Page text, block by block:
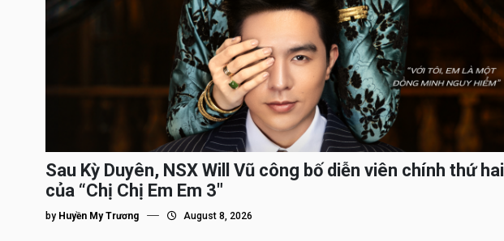
Sau Kỳ Duyên, NSX Will Vũ công bố diễn viên chính thứ hai
của “Chị Chị Em Em 3″
by Huyền My Trương August 8, 2026